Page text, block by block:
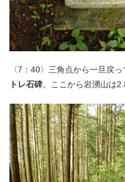
〈7：40〉三角点から一旦戻
トレ石碑。ここから岩湧山は